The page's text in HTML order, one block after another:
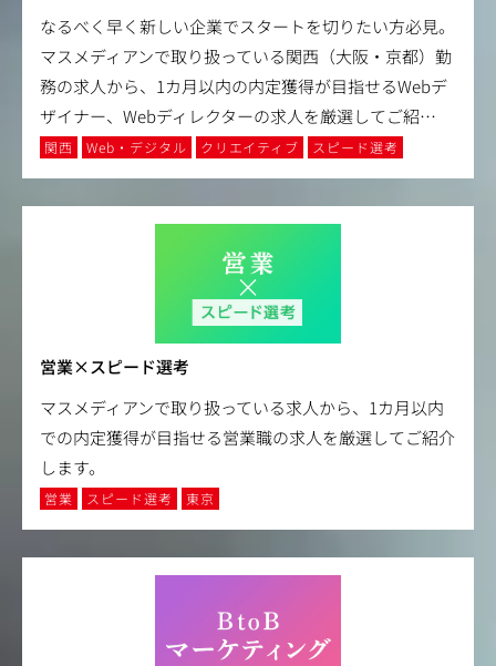
なるべく早く新しい企業でスタートを切りたい方必見。
マスメディアンで取り扱っている関西（大阪・京都）勤
務の求人から、1カ月以内の内定獲得が目指せるWebデ
ザイナー、Webディレクターの求人を厳選してご紹…
関西 Web・デジタル クリエイティブ スピード選考
営業×スピード選考
マスメディアンで取り扱っている求人から、1カ月以内
での内定獲得が目指せる営業職の求人を厳選してご紹介
します。
営業 スピード選考 東京